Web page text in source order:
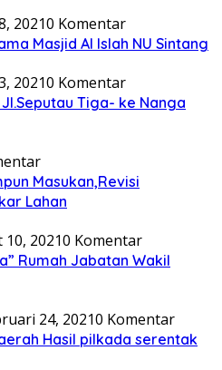
20210 Komentar
Masjid Al Islah NU Sintang
20210 Komentar
Tiga- ke Nanga
Masukan,Revisi
Lahan
20210 Komentar
Rumah Jabatan Wakil
24, 20210 Komentar
Hasil pilkada serentak